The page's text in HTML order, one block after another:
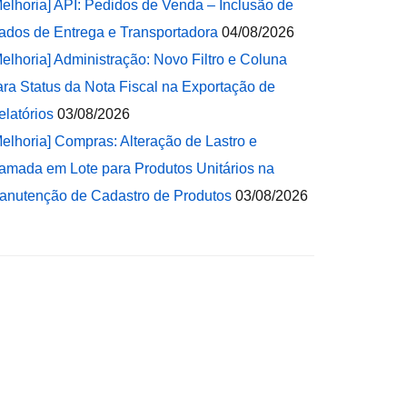
API: Pedidos de Venda – Inclusão de
de Entrega e Transportadora 04/08/2026
Administração: Novo Filtro e Coluna
Status da Nota Fiscal na Exportação de
03/08/2026
Compras: Alteração de Lastro e
em Lote para Produtos Unitários na
de Cadastro de Produtos 03/08/2026